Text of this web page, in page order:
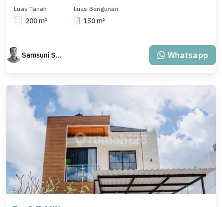
Luas Tanah
200 m²
Luas Bangunan
150 m²
Samsuni Samsuni Whatsapp